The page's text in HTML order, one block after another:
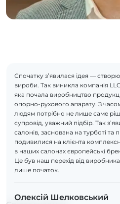
Спочатку з’явилася ідея —
вироби. Так виникла компанія
яка почала виробництво
опорно-рухового апарату. З
людям потрібно не лише саме
супровід, уважний підбір. Так
салонів, заснована на турботі
подивилися на клієнта
в наших салонах європейські
Це був наш перехід від виробника
лише початок.
Олексій Шелковський